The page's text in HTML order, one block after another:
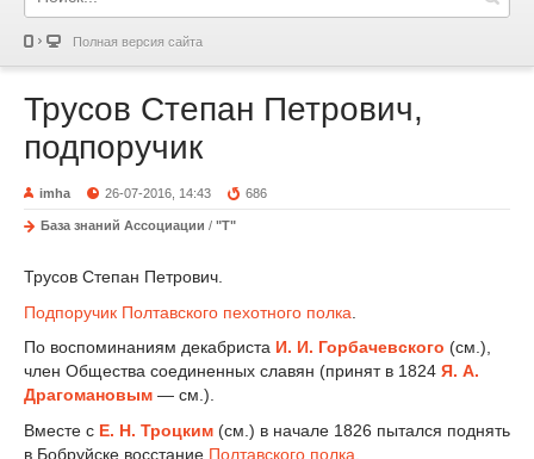
Полная версия сайта
Трусов Степан Петрович,
подпоручик
imha 26-07-2016, 14:43 686
База знаний Ассоциации / "Т"
Трусов Степан Петрович.
Подпоручик Полтавского пехотного полка
По воспоминаниям декабриста И. И. Горбачевского (см.),
член Общества соединенных славян (принят в 1824 Я. А.
Драгомановым — см.).
Вместе с Е. Н. Троцким (см.) в начале 1826 пытался поднять
в Бобруйске восстание Полтавского полка